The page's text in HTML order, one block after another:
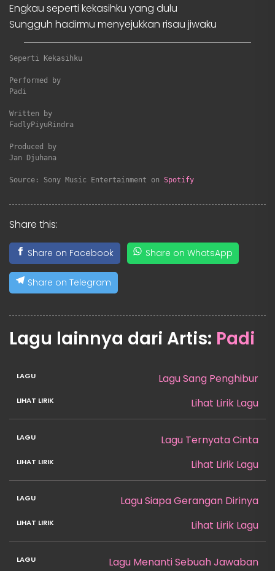
Engkau seperti kekasihku yang dulu
Sungguh hadirmu menyejukkan risau jiwaku
Seperti Kekasihku
Performed by
Padi
Written by
FadlyPiyuRindra
Produced by
Jan Djuhana
Source: Sony Music Entertainment on Spotify
Share this:
Share on Facebook Share on WhatsApp
Share on Telegram
Lagu lainnya dari Artis: Padi
Lagu Sang Penghibur
Lihat Lirik Lagu
Lagu Ternyata Cinta
Lihat Lirik Lagu
Lagu Siapa Gerangan Dirinya
Lihat Lirik Lagu
Lagu Menanti Sebuah Jawaban